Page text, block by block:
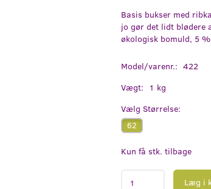
Basis bukser med
jo gør det lidt blødere
økologisk bomuld, 5
Model/varenr.: 422
Vægt:
1 kg
Vælg Størrelse:
62
Kun få stk. tilbage
Læg i